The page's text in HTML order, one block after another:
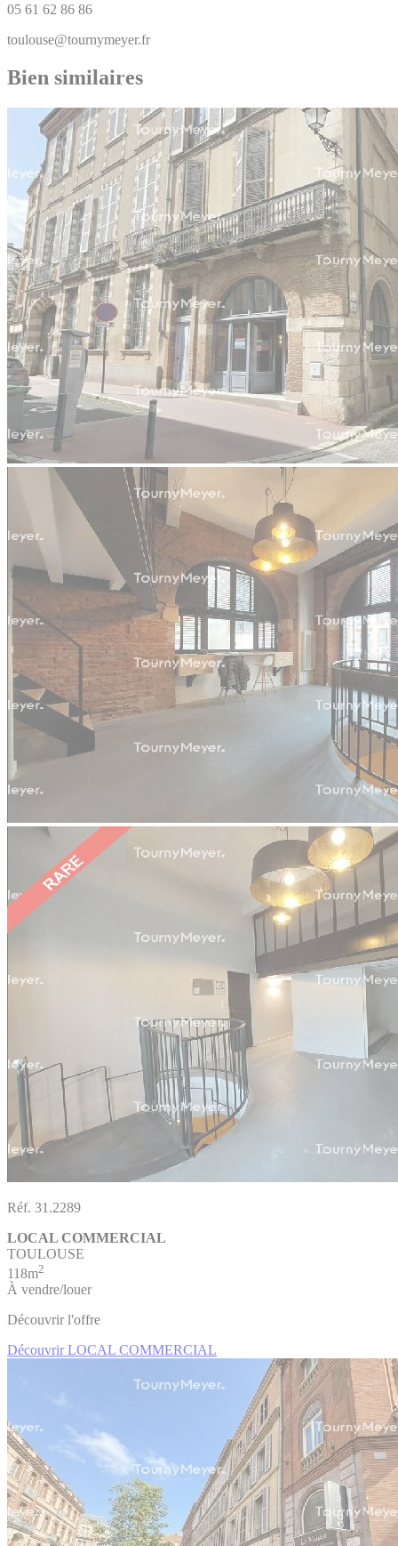
05 61 62 86 86
toulouse@tournymeyer.fr
Bien similaires
Réf. 31.2289
LOCAL COMMERCIAL
TOULOUSE
118m2
À vendre/louer
Découvrir l'offre
Découvrir LOCAL COMMERCIAL